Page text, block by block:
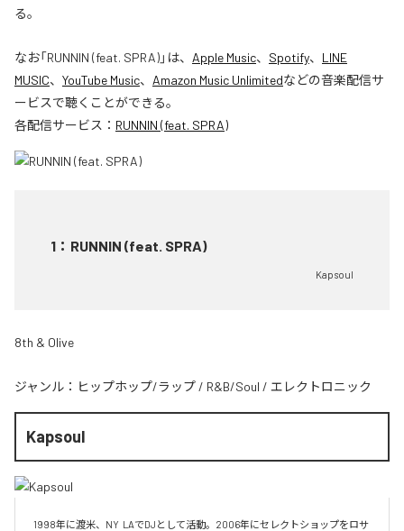
る。
なお「RUNNIN (feat. SPRA)」は、 Apple Music、 Spotify、 LINE
MUSIC、 YouTube Music、 Amazon Music Unlimitedなどの音楽配信サ
ービスで聴くことができる。
各配信サービス： RUNNIN (feat. SPRA)
1 ： RUNNIN (feat. SPRA)
Kapsoul
8th & Olive
ジャンル： ヒップホップ/ラップ / R&B/Soul / エレクトロニック
Kapsoul
1998年に渡米、NY  LAでDJとして活動。2006年にセレクトショップをロサ